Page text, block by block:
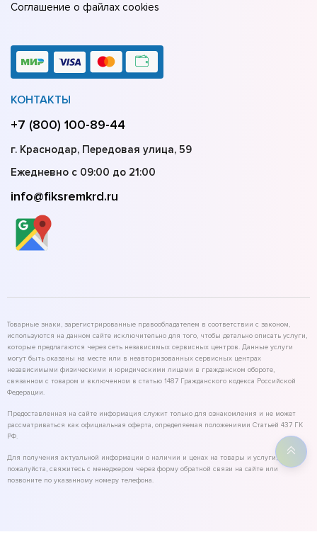
Соглашение о файлах cookies
КОНТАКТЫ
+7 (800) 100-89-44
г. Краснодар, Передовая улица, 59
Ежедневно с 09:00 до 21:00
info@fiksremkrd.ru
Товарные знаки, зарегистрированные правообладателем в соответствии с законом,
используются на данном сайте исключительно для того, чтобы детально описать услуги,
которые предлагаются через сеть независимых сервисных центров. Данные услуги
могут быть оказаны на месте или в неавторизованных сервисных центрах
независимыми физическими и юридическими лицами в гражданском обороте,
связанном с товаром и включенном в статью 1487 Гражданского кодекса Российской
Федерации.
Предоставленная на сайте информация служит только для ознакомления и не может
рассматриваться как официальная оферта, определяемая положениями Статьей 437 ГК
РФ.
Для получения актуальной информации о наличии и ценах на товары и услуги,
пожалуйста, свяжитесь с менеджером через форму обратной связи на сайте или
позвоните по указанному номеру телефона.